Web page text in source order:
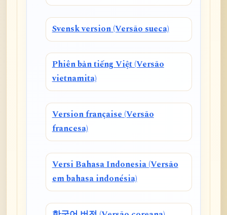
Svensk version (Versão sueca)
Phiên bản tiếng Việt (Versão
vietnamita)
Version française (Versão
francesa)
Versi Bahasa Indonesia (Versão
em bahasa indonésia)